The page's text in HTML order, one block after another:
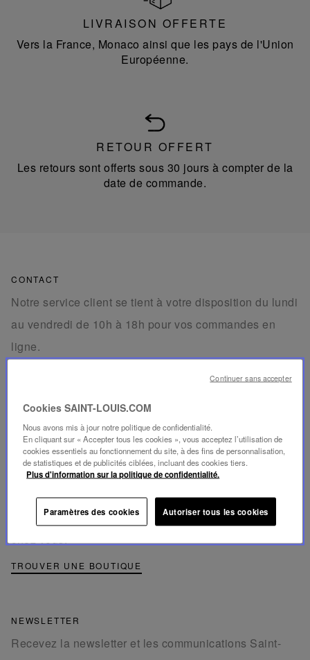
LIVRAISON OFFERTE
Vers la France, Monaco ainsi que les pays de l'Union
Européenne.
RETOUR OFFERT
Les retours sont offerts sous 30 jours à compter de la
date de commande.
CONTACT
Notre service client se tient à votre disposition du lundi
au vendredi de 10h à 18h pour vos commandes en
ligne.
NOS POINTS DE VENTE
Découvrez la liste de nos boutiques à travers le monde
et trouvez la boutique Saint-Louis la plus proche de
chez vous.
TROUVER UNE BOUTIQUE
NEWSLETTER
Recevez la newsletter et les communications Saint-
Cookies SAINT-LOUIS.COM
Nous avons mis à jour notre politique de confidentialité.
En cliquant sur « Accepter tous les cookies », vous acceptez l’utilisation de
cookies essentiels au fonctionnement du site, à des fins de personnalisation,
de statistiques et de publicités ciblées, incluant des cookies tiers.
Plus d'information sur la politique de confidentialité.
Paramètres des cookies Autoriser tous les cookies
Continuer sans accepter